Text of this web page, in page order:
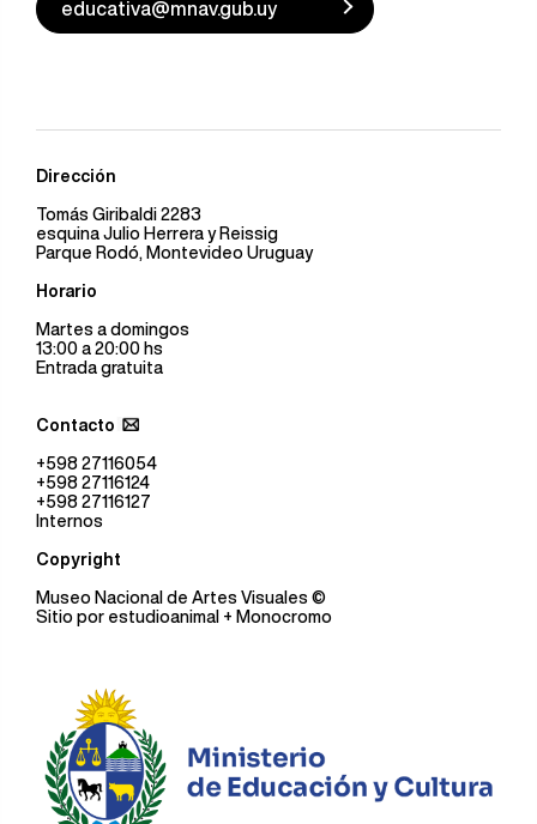
educativa@mnav.gub.uy
Dirección
Tomás Giribaldi 2283
esquina Julio Herrera y Reissig
Parque Rodó, Montevideo Uruguay
Horario
Martes a domingos
13:00 a 20:00 hs
Entrada gratuita
Contacto
+598 27116054
+598 27116124
+598 27116127
Internos
Copyright
Museo Nacional de Artes Visuales ©
Sitio por estudioanimal + Monocromo